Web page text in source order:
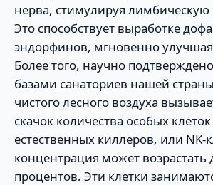
нерва, стимулируя лимбическую
Это способствует выработке
эндорфинов, мгновенно
Более того, научно
базами санаториев нашей
чистого лесного воздуха
скачок количества особых
естественных киллеров, или NK-
концентрация может возрастать
процентов. Эти клетки